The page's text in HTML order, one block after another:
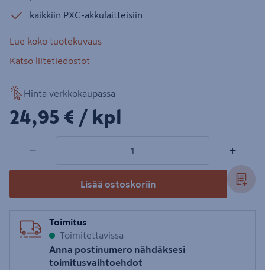
kaikkiin PXC-akkulaitteisiin
Lue koko tuotekuvaus
Katso liitetiedostot
Hinta verkkokaupassa
24,95€/kpl
24,95 € / kpl
− +
Lisää ostoskoriin
Toimitus
Toimitettavissa
Anna postinumero nähdäksesi
toimitusvaihtoehdot